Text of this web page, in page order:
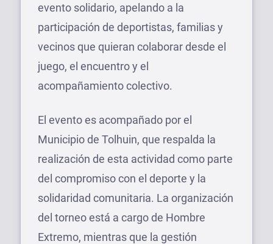
evento solidario, apelando a la
participación de deportistas, familias y
vecinos que quieran colaborar desde el
juego, el encuentro y el
acompañamiento colectivo.
El evento es acompañado por el
Municipio de Tolhuin, que respalda la
realización de esta actividad como parte
del compromiso con el deporte y la
solidaridad comunitaria. La organización
del torneo está a cargo de Hombre
Extremo, mientras que la gestión